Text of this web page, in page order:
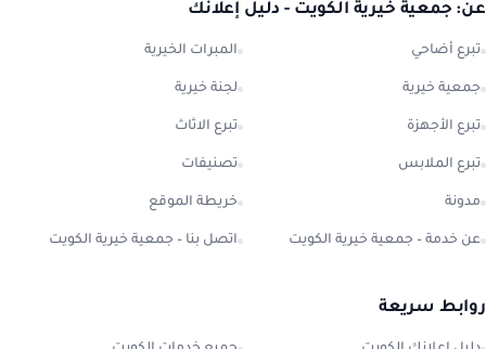
عن: جمعية خيرية الكويت - دليل إعلانك
تبرع أضاحي المبرات الخيرية
جمعية خيرية لجنة خيرية
تبرع الأجهزة تبرع الاثاث
تبرع الملابس تصنيفات
مدونة خريطة الموقع
عن خدمة – جمعية خيرية الكويت اتصل بنا – جمعية خيرية الكويت
روابط سريعة